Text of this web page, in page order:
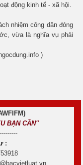
động kinh tế - xã hội.
nhiệm công dân đóng
vừa là nghĩa vụ phải
)
BẠN CẦN"
: